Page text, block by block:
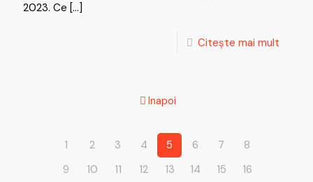
2023. Ce […]
Citește mai mult
Inapoi
1 2 3 4 5 6 7
8
9
10 11 12 13 14 15
16